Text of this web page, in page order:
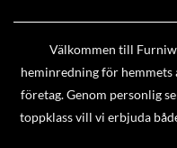
Välkommen till
heminredning för
företag. Genom personlig
toppklass vill vi erbjuda